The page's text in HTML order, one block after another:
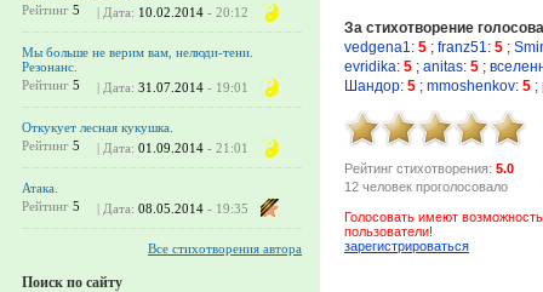
Рейтинг 5 | Дата: 10.02.2014 - 20:12
Мы больше не верим вам, нелюди-тени.
Резонанс.
Рейтинг 5 | Дата: 31.07.2014 - 19:01
Откукует лесная кукушка.
Рейтинг 5 | Дата: 01.09.2014 - 21:01
Атака.
Рейтинг 5 | Дата: 08.05.2014 - 19:35
Все стихотворения автора
Поиск по сайту
За стихотворение
vedgena1 : 5 ; franz51 : 5 ;
evridika: 5 ; anitas: 5 ;
Шандор: 5 ; mmoshenkov: 5 ;
Рейтинг стихотворения: 5.0
12 человек проголосовало
Голосовать имеют
пользователи!
зарегистрироваться